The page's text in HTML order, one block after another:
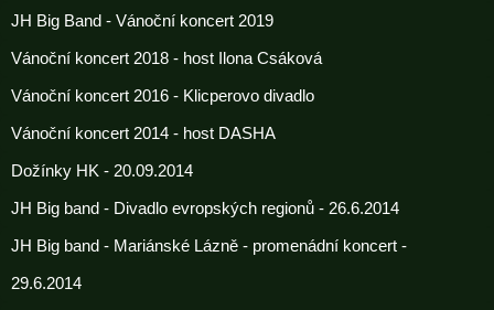
JH Big Band - Vánoční koncert 2019
Vánoční koncert 2018 - host Ilona Csáková
Vánoční koncert 2016 - Klicperovo divadlo
Vánoční koncert 2014 - host DASHA
Dožínky HK - 20.09.2014
JH Big band - Divadlo evropských regionů - 26.6.2014
JH Big band - Mariánské Lázně - promenádní koncert -
29.6.2014